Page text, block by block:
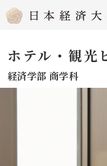
ホテル・観光
経済学部 商学科